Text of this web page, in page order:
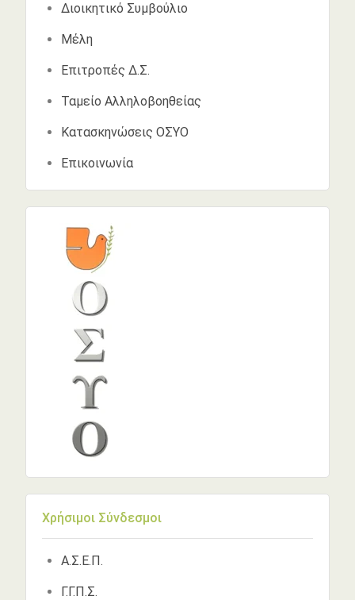
Διοικητικό Συμβούλιο
Μέλη
Επιτροπές Δ.Σ.
Ταμείο Αλληλοβοηθείας
Κατασκηνώσεις ΟΣΥΟ
Επικοινωνία
Χρήσιμοι Σύνδεσμοι
Α.Σ.Ε.Π.
Γ.Γ.Π.Σ.